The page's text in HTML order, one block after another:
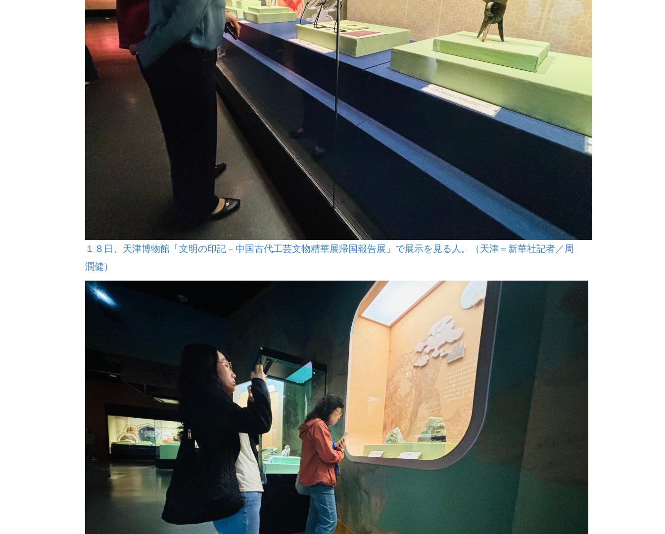
１８日、天津博物館「文明の印記－中国古代工芸文物精華展帰国報告展」で展示を見る人。（天津＝新華社記者／周
潤健）